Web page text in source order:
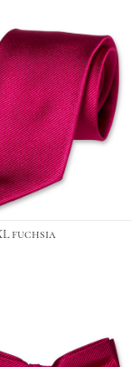
fuchsia